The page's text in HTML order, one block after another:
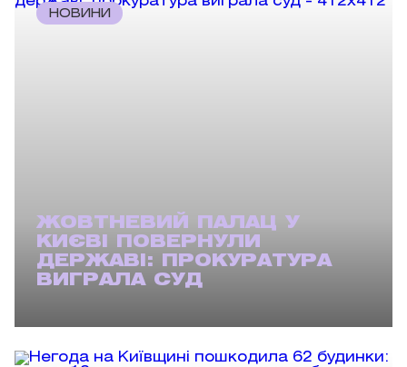
НОВИНИ
ЖОВТНЕВИЙ ПАЛАЦ У
КИЄВІ ПОВЕРНУЛИ
ДЕРЖАВІ: ПРОКУРАТУРА
ВИГРАЛА СУД